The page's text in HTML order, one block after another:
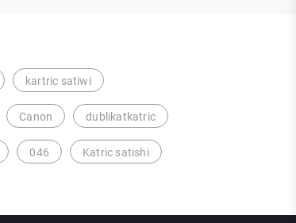
kartric satiwi
Canon dublikatkatric
046 Katric satishi